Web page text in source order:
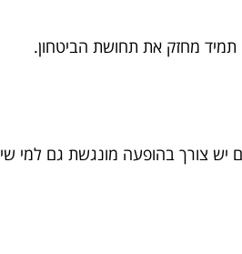
מחזק את תחושת הביטחון.
צורך בהופעה מונגשת גם למי